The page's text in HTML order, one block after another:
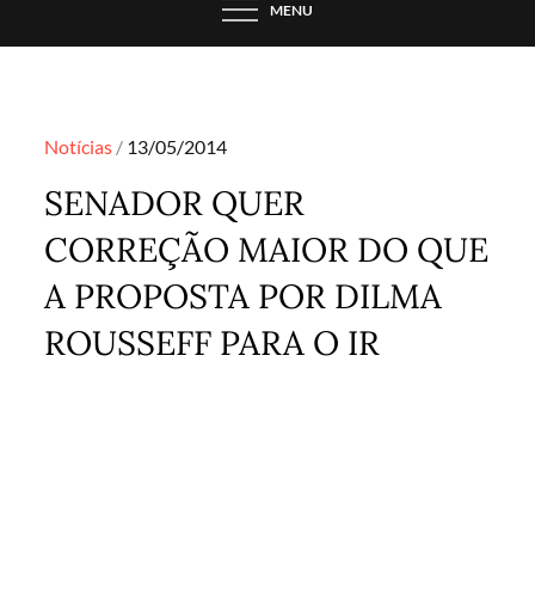
MENU
Notícias Posted
13/05/2014
SENADOR QUER
CORREÇÃO MAIOR DO QUE
A PROPOSTA POR DILMA
ROUSSEFF PARA O IR